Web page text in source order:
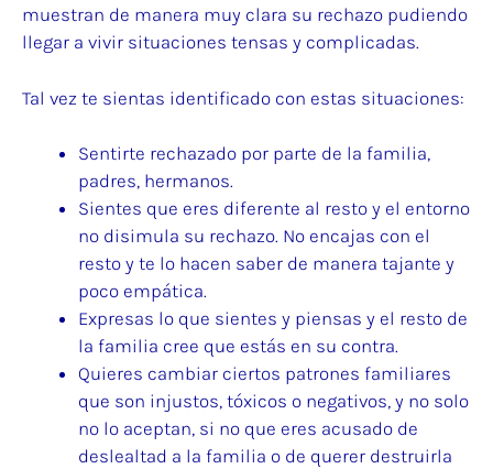
muestran de manera muy clara su rechazo pudiendo
llegar a vivir situaciones tensas y complicadas.
Tal vez te sientas identificado con estas situaciones:
Sentirte rechazado por parte de la familia,
padres, hermanos.
Sientes que eres diferente al resto y el entorno
no disimula su rechazo. No encajas con el
resto y te lo hacen saber de manera tajante y
poco empática.
Expresas lo que sientes y piensas y el resto de
la familia cree que estás en su contra.
Quieres cambiar ciertos patrones familiares
que son injustos, tóxicos o negativos, y no solo
no lo aceptan, si no que eres acusado de
deslealtad a la familia o de querer destruirla